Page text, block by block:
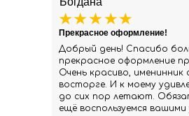
Добрый день! Спасибо
прекрасное оформление
Очень красиво, именинник
восторге. И к моему
до сих пор летают.
ещё воспользуемся вашими
Прекрасное оформление!